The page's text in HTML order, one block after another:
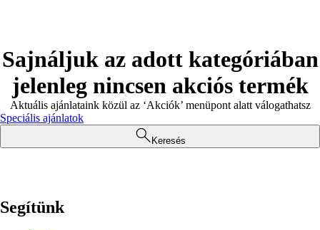
Sajnáljuk az adott kategóriában
jelenleg nincsen akciós termék
Aktuális ajánlataink közül az ‘Akciók’ menüpont alatt válogathatsz
Speciális ajánlatok
Keresés
Segítünk